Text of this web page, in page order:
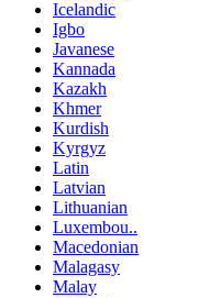
Icelandic
Igbo
Javanese
Kannada
Kazakh
Khmer
Kurdish
Kyrgyz
Latin
Latvian
Lithuanian
Luxembou..
Macedonian
Malagasy
Malay